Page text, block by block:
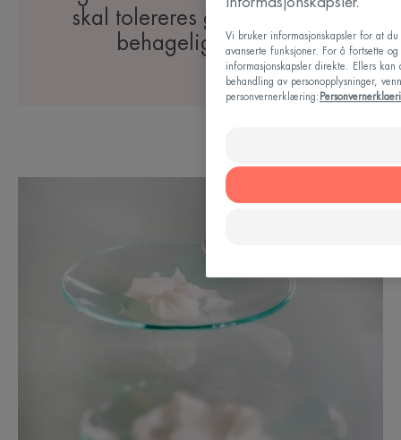
skal tolereres godt, med en
behagelig tekstur.Vi bruker informasjonskapsler for at
avanserte funksjoner. For å fortsette
informasjonskapsler direkte. Ellers
behandling av personopplysninger,
personvernerklæring: